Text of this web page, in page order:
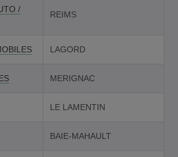
/
REIMS
LAGORD
MERIGNAC
LE LAMENTIN
BAIE-MAHAULT